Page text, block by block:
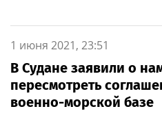
1 июня 2021, 23:51
В Судане заявили о
пересмотреть
военно-морской базе